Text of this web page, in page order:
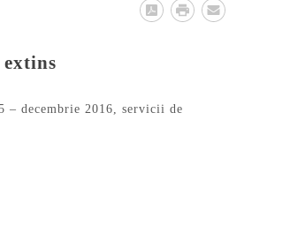
– decembrie 2016, servicii de